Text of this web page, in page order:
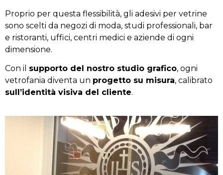
Proprio per questa flessibilità, gli adesivi per vetrine
sono scelti da negozi di moda, studi professionali, bar
e ristoranti, uffici, centri medici e aziende di ogni
dimensione.
Con il supporto del nostro studio grafico, ogni
vetrofania diventa un progetto su misura, calibrato
sull’identità visiva del cliente.